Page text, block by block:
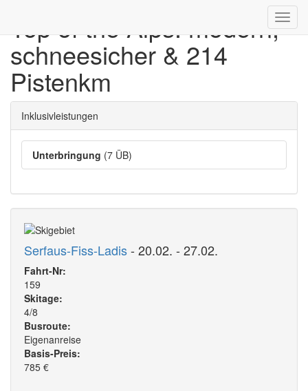
Top of the Alps: modern,
schneesicher & 214
Pistenkm
Inklusivleistungen
Unterbringung (7 ÜB)
Serfaus-Fiss-Ladis- 20.02. - 27.02.
Fahrt-Nr:
159
Skitage:
4/8
Busroute:
Eigenanreise
Basis-Preis:
785 €